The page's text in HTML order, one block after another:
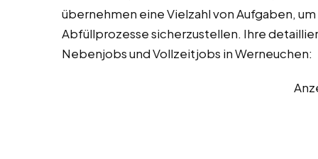
übernehmen eine Vielzahl von Aufgaben,
Abfüllprozesse sicherzustellen. Ihre
Nebenjobs und Vollzeitjobs in Werneuchen: